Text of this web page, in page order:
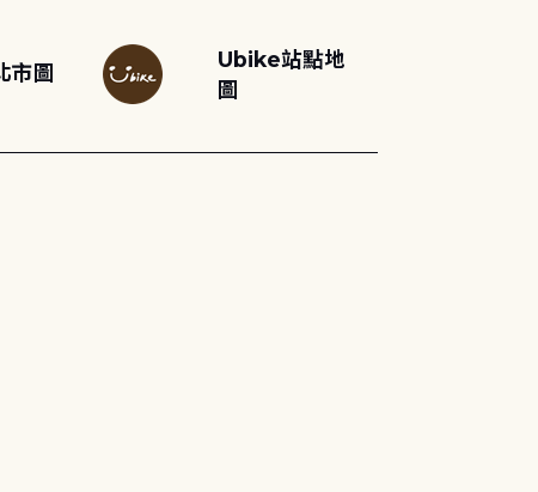
市圖
Ubike站點地
圖